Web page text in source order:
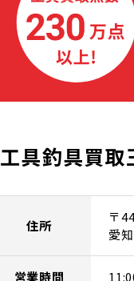
工具釣具買取
住所
〒
愛
営業時間